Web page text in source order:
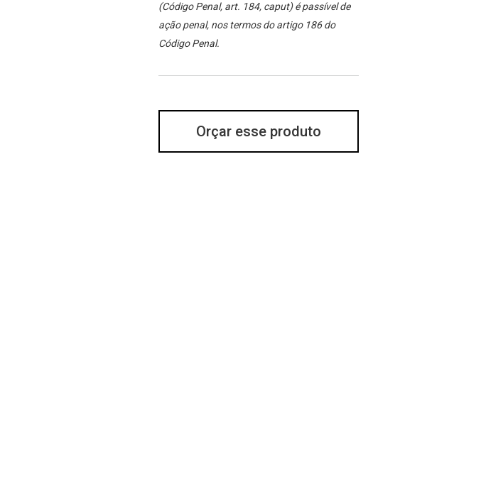
(Código Penal, art. 184, caput) é passível de
ação penal, nos termos do artigo 186 do
Código Penal.
Orçar esse produto